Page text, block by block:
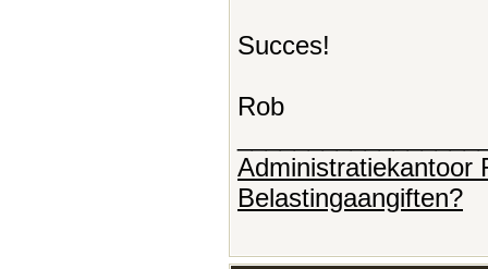
Succes!
Rob
Administratiekantoor
Belastingaangiften?